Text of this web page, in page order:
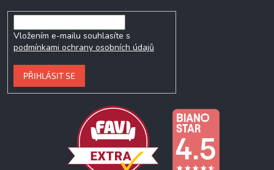
Vložením e-mailu souhlasíte s
podmínkami ochrany osobních údajů
PŘIHLÁSIT SE